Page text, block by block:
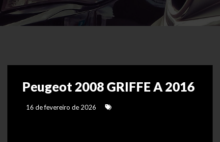
Peugeot 2008 GRIFFE A 2016
16 de fevereiro de 2026